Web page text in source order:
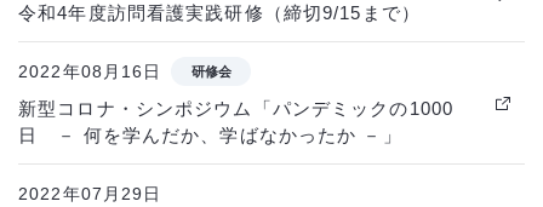
令和4年度訪問看護実践研修（締切9/15まで）
2022年08月16日 研修会
新型コロナ・シンポジウム「パンデミックの1000
日 － 何を学んだか、学ばなかったか －」
2022年07月29日